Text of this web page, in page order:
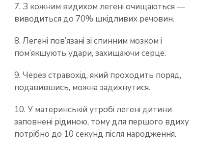
7. З кожним видихом легені очищаються —
виводиться до 70% шкідливих речовин.
8. Легені пов’язані зі спинним мозком і
пом’якшують удари, захищаючи серце.
9. Через стравохід, який проходить поряд,
подавившись, можна задихнутися.
10. У материнській утробі легені дитини
заповнені рідиною, тому для першого вдиху
потрібно до 10 секунд після народження.